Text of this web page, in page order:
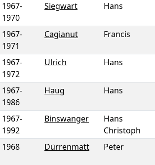
1967-
1970
Siegwart Hans
1967-
1971
Cagianut Francis
1967-
1972
Ulrich Hans
1967-
1986
Haug Hans
1967-
1992
Binswanger
Hans
Christoph
1968
Dürrenmatt Peter